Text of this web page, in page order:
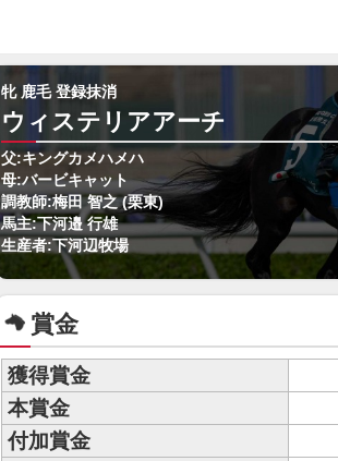
牝 鹿毛 登録抹消
ウィステリアアーチ
父:キングカメハメハ
母:バービキャット
調教師:梅田 智之 (栗東)
馬主:下河邉 行雄
生産者:下河辺牧場
賞金
獲得賞金
本賞金
付加賞金